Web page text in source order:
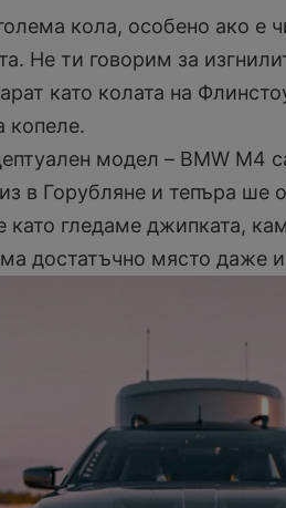
кола, особено ако е
Не ти говорим за
като колата на
копеле.
модел – BMW M4
в Горубляне и тепъра ше
като гледаме джипката,
достатъчно място даже